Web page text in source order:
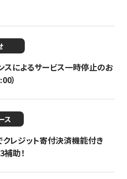
スによるサービス一時停止のお
）
ス
レジット寄付決済機能付き
助！